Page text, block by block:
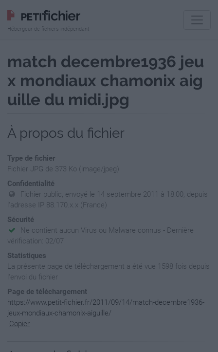
Hébergeur de fichiers indépendant
match decembre1936 jeu
x mondiaux chamonix aig
uille du midi.jpg
À propos du fichier
Type de fichier
Fichier JPG de 373 Ko (image/jpeg)
Confidentialité
Fichier public, envoyé le 14 septembre 2011 à 18:00, depuis
l'adresse IP 88.170.x.x (France)
Sécurité
Ne contient aucun Virus ou Malware connus - Dernière
vérification: 02/07
Statistiques
La présente page de téléchargement a été vue 1598 fois depuis
l'envoi du fichier
Page de téléchargement
https://www.petit-fichier.fr/2011/09/14/match-decembre1936-
jeux-mondiaux-chamonix-aiguille/
Copier